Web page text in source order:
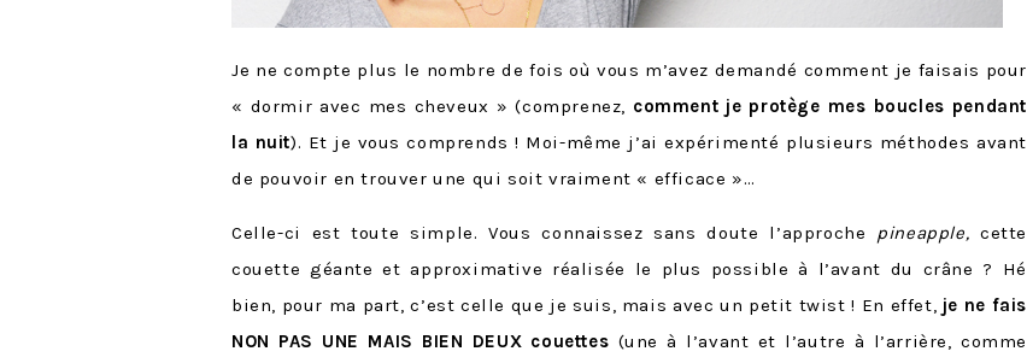
Je ne compte plus le nombre de fois où vous m’avez demandé comment je faisais pour
« dormir avec mes cheveux » (comprenez, comment je protège mes boucles pendant
la nuit). Et je vous comprends ! Moi-même j’ai expérimenté plusieurs méthodes avant
de pouvoir en trouver une qui soit vraiment « efficace »…
Celle-ci est toute simple. Vous connaissez sans doute l’approche pineapple, cette
couette géante et approximative réalisée le plus possible à l’avant du crâne ? Hé
bien, pour ma part, c’est celle que je suis, mais avec un petit twist ! En effet, je ne fais
NON PAS UNE MAIS BIEN DEUX couettes (une à l’avant et l’autre à l’arrière, comme